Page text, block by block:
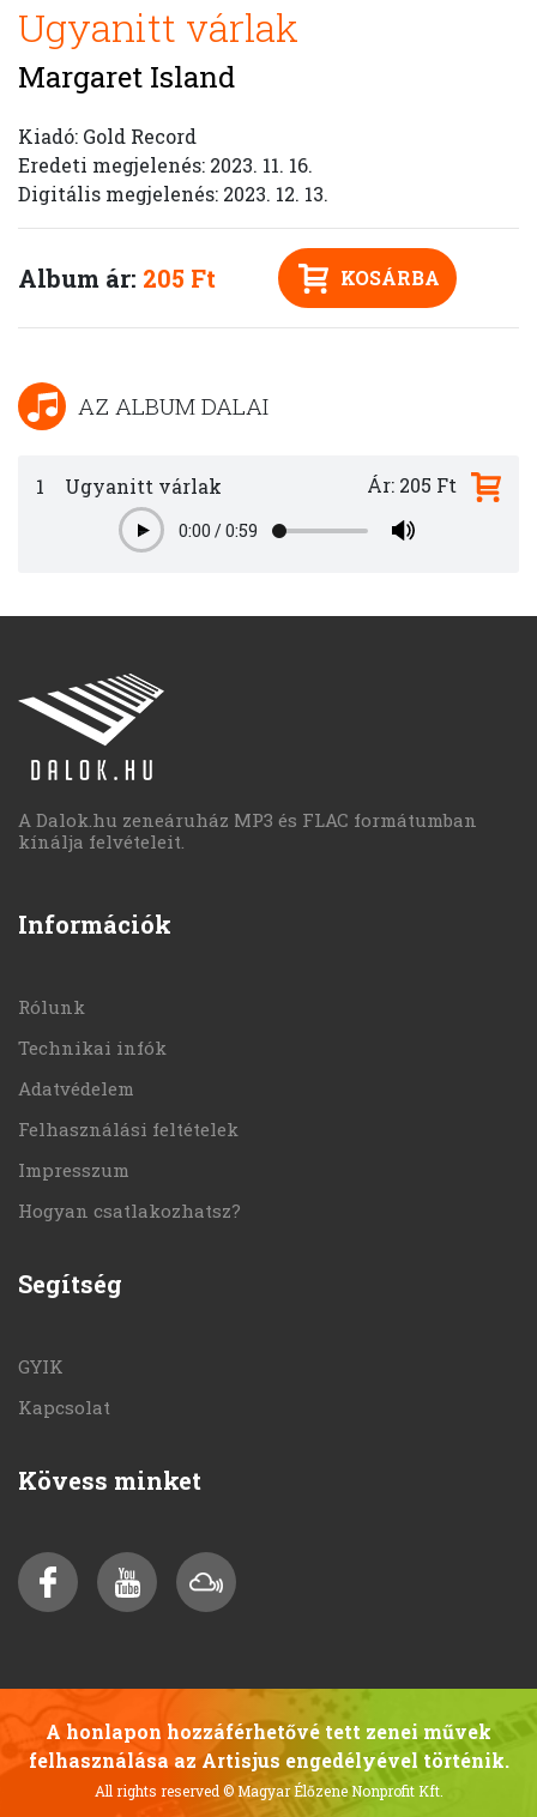
Ugyanitt várlak
Margaret Island
Kiadó: Gold Record
Eredeti megjelenés: 2023. 11. 16.
Digitális megjelenés: 2023. 12. 13.
Album ár: 205 Ft KOSÁRBA
AZ ALBUM DALAI
1 Ugyanitt várlak
Play0:00 /0:59
Ár: 205 Ft
A Dalok.hu zeneáruház MP3 és FLAC formátumban
kínálja felvételeit.
Információk
Rólunk
Technikai infók
Adatvédelem
Felhasználási feltételek
Impresszum
Hogyan csatlakozhatsz?
Segítség
GYIK
Kapcsolat
Kövess minket
A honlapon hozzáférhetővé tett zenei művek
felhasználása az Artisjus engedélyével történik.
All rights reserved© Magyar Élőzene Nonprofit Kft.